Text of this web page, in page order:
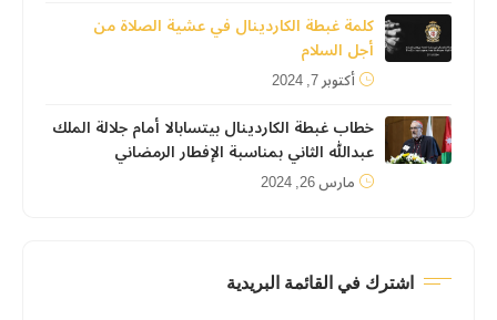
كلمة غبطة الكاردينال في عشية الصلاة من
أجل السلام
أكتوبر 7, 2024
خطاب غبطة الكاردينال بيتسابالا أمام جلالة الملك
عبدالله الثاني بمناسبة الإفطار الرمضاني
مارس 26, 2024
اشترك في القائمة البريدية